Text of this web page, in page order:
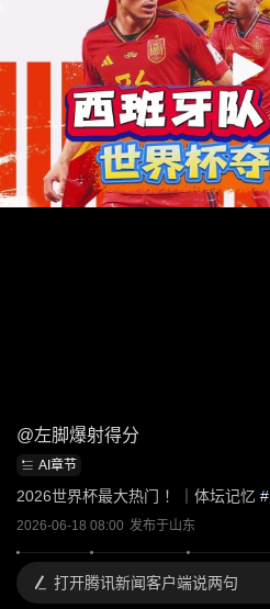
@左脚爆射得分
AI章节
2026世界杯最大热门 ！｜体坛记忆 #
2026-06-18 08:00 发布于山东
打开腾讯新闻客户端说两句